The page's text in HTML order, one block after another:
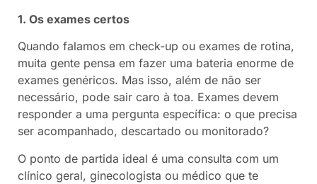
1. Os exames certos
Quando falamos em check-up ou exames de rotina,
muita gente pensa em fazer uma bateria enorme de
exames genéricos. Mas isso, além de não ser
necessário, pode sair caro à toa. Exames devem
responder a uma pergunta específica: o que precisa
ser acompanhado, descartado ou monitorado?
O ponto de partida ideal é uma consulta com um
clínico geral, ginecologista ou médico que te